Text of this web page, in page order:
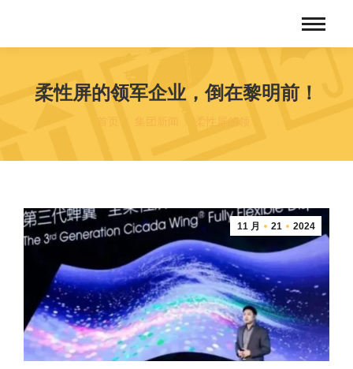
柔性屏的领军企业，倒在黎明前！
11 月 21 2024